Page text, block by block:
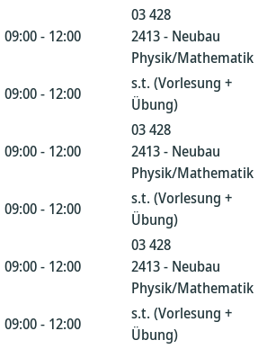
09:00 - 12:00
03 428
2413 - Neubau
Physik/Mathematik
09:00 - 12:00
s.t. (Vorlesung +
Übung)
09:00 - 12:00
03 428
2413 - Neubau
Physik/Mathematik
09:00 - 12:00
s.t. (Vorlesung +
Übung)
09:00 - 12:00
03 428
2413 - Neubau
Physik/Mathematik
09:00 - 12:00
s.t. (Vorlesung +
Übung)